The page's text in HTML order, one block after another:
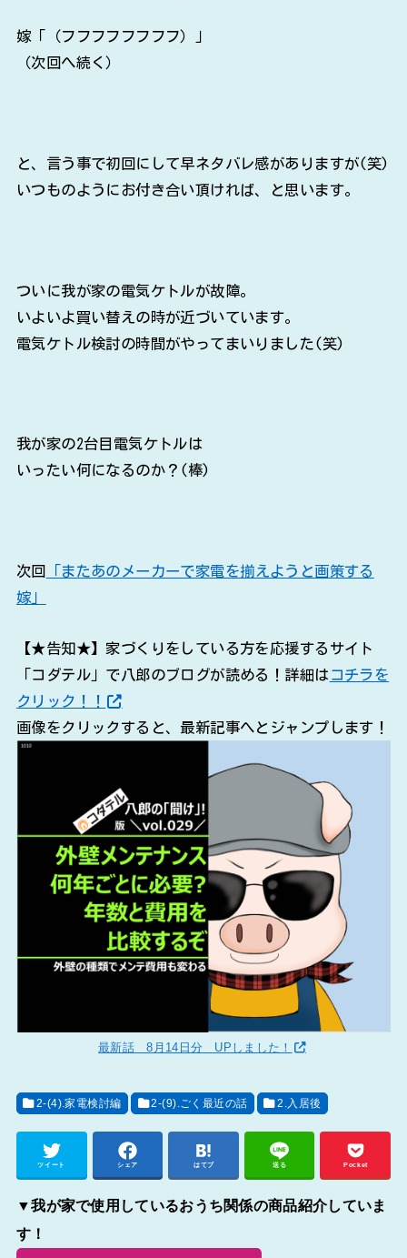
嫁「（フフフフフフフフ）」
（次回へ続く）
と、言う事で初回にして早ネタバレ感がありますが(笑)
いつものようにお付き合い頂ければ、と思います。
ついに我が家の電気ケトルが故障。
いよいよ買い替えの時が近づいています。
電気ケトル検討の時間がやってまいりました(笑)
我が家の2台目電気ケトルは
いったい何になるのか？(棒)
次回
「またあのメーカーで家電を揃えようと画策する
嫁」
【★告知★】家づくりをしている方を応援するサイト
「コダテル」で八郎のブログが読める！詳細は コチラを
クリック！！
画像をクリックすると、最新記事へとジャンプします！
最新話 8月14日分 UPしました！
2-(4).家電検討編 2-(9).ごく最近の話 2.入居後
ツイート シェア はてブ 送る Pocket
▼我が家で使用しているおうち関係の商品紹介していま
す！